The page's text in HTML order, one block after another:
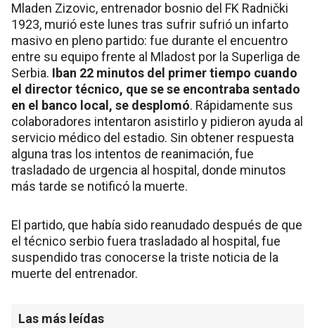
Mladen Zizovic, entrenador bosnio del FK Radnički
1923, murió este lunes tras sufrir sufrió un infarto
masivo en pleno partido: fue durante el encuentro
entre su equipo frente al Mladost por la Superliga de
Serbia. Iban 22 minutos del primer tiempo cuando
el director técnico, que se se encontraba sentado
en el banco local, se desplomó. Rápidamente sus
colaboradores intentaron asistirlo y pidieron ayuda al
servicio médico del estadio. Sin obtener respuesta
alguna tras los intentos de reanimación, fue
trasladado de urgencia al hospital, donde minutos
más tarde se notificó la muerte.
El partido, que había sido reanudado después de que
el técnico serbio fuera trasladado al hospital, fue
suspendido tras conocerse la triste noticia de la
muerte del entrenador.
Las más leídas